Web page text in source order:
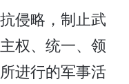
侵略，制止武
权、统一、领
进行的军事活